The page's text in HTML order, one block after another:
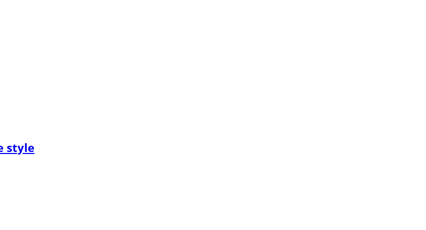
style